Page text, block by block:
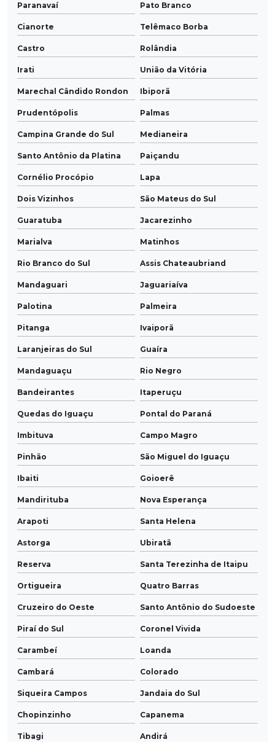
Paranavaí Pato Branco
Cianorte Telêmaco Borba
Castro Rolândia
Irati União da Vitória
Marechal Cândido Rondon Ibiporã
Prudentópolis Palmas
Campina Grande do Sul Medianeira
Santo Antônio da Platina Paiçandu
Cornélio Procópio Lapa
Dois Vizinhos São Mateus do Sul
Guaratuba Jacarezinho
Marialva Matinhos
Rio Branco do Sul Assis Chateaubriand
Mandaguari Jaguariaíva
Palotina Palmeira
Pitanga Ivaiporã
Laranjeiras do Sul Guaíra
Mandaguaçu Rio Negro
Bandeirantes Itaperuçu
Quedas do Iguaçu Pontal do Paraná
Imbituva Campo Magro
Pinhão São Miguel do Iguaçu
Ibaiti Goioerê
Mandirituba Nova Esperança
Arapoti Santa Helena
Astorga Ubiratã
Reserva Santa Terezinha de Itaipu
Ortigueira Quatro Barras
Cruzeiro do Oeste Santo Antônio do Sudoeste
Piraí do Sul Coronel Vivida
Carambeí Loanda
Cambará Colorado
Siqueira Campos Jandaia do Sul
Chopinzinho Capanema
Tibagi Andirá